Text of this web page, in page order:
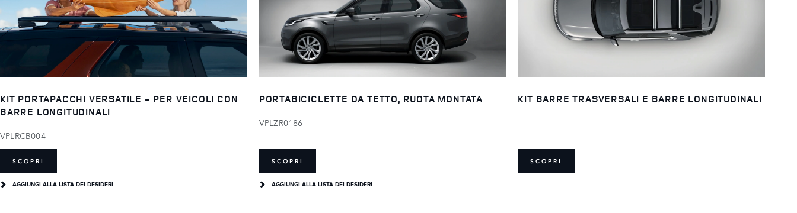
KIT PORTAPACCHI VERSATILE - PER VEICOLI CON
BARRE LONGITUDINALI
VPLRCB004
SCOPRI
AGGIUNGI ALLA LISTA DEI DESIDERI
PORTABICICLETTE DA TETTO, RUOTA MONTATA
VPLZR0186
SCOPRI
AGGIUNGI ALLA LISTA DEI DESIDERI
KIT BARRE TRASVERSALI E BARRE LONGITUDINALI
SCOPRI